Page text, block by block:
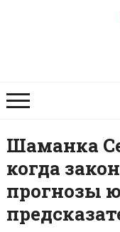
Шаманка
когда
прогнозы